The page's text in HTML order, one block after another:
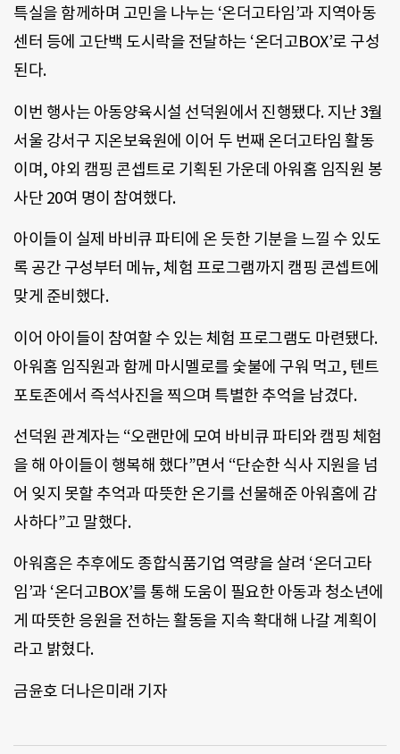
특실을 함께하며 고민을 나누는 ‘온더고타임’과 지역아동
센터 등에 고단백 도시락을 전달하는 ‘온더고BOX’로 구성
된다.
이번 행사는 아동양육시설 선덕원에서 진행됐다. 지난 3월
서울 강서구 지온보육원에 이어 두 번째 온더고타임 활동
이며, 야외 캠핑 콘셉트로 기획된 가운데 아워홈 임직원 봉
사단 20여 명이 참여했다.
아이들이 실제 바비큐 파티에 온 듯한 기분을 느낄 수 있도
록 공간 구성부터 메뉴, 체험 프로그램까지 캠핑 콘셉트에
맞게 준비했다.
이어 아이들이 참여할 수 있는 체험 프로그램도 마련됐다.
아워홈 임직원과 함께 마시멜로를 숯불에 구워 먹고, 텐트
포토존에서 즉석사진을 찍으며 특별한 추억을 남겼다.
선덕원 관계자는 “오랜만에 모여 바비큐 파티와 캠핑 체험
을 해 아이들이 행복해 했다”면서 “단순한 식사 지원을 넘
어 잊지 못할 추억과 따뜻한 온기를 선물해준 아워홈에 감
사하다”고 말했다.
아워홈은 추후에도 종합식품기업 역량을 살려 ‘온더고타
임’과 ‘온더고BOX’를 통해 도움이 필요한 아동과 청소년에
게 따뜻한 응원을 전하는 활동을 지속 확대해 나갈 계획이
라고 밝혔다.
금윤호 더나은미래 기자